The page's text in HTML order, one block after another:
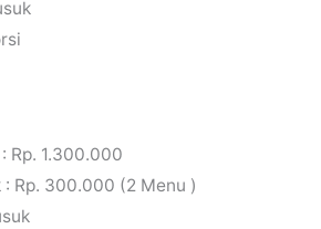
Rp. 1.300.000
: Rp. 300.000 (2 Menu )